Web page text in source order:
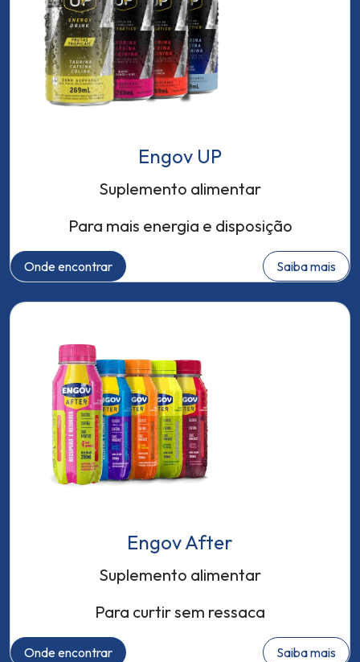
Engov UP
Suplemento alimentar
Para mais energia e disposição
Onde encontrar Saiba mais
Engov After
Suplemento alimentar
Para curtir sem ressaca
Onde encontrar Saiba mais